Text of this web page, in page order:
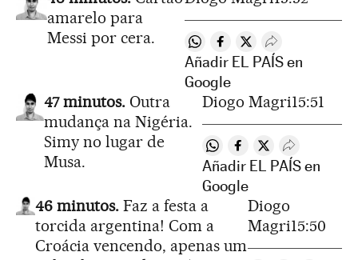
amarelo para
Messi por cera.
Compartir en Whatsapp
Compartir en Facebook
Compartir en
Desplegar
Añadir EL PAÍS en
Google
47 minutos. Outra
mudança na Nigéria.
Simy no lugar de
Musa.
Diogo Magri15:51
Compartir en Whatsapp
Compartir en
Compartir en
Desplegar
Añadir EL PAÍS en
Google
46 minutos.Faz a festa a
torcida argentina! Com a
Croácia vencendo, apenas um
Diogo
Magri15:50